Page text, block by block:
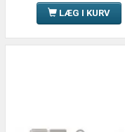
LÆG I KURV